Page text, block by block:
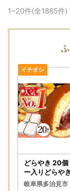
※日時指定・一部
発送停止に伴い
けまでに時間を
ご迷惑をおかけ
上げます。
【返礼品の発送
・返礼品のお届
は、お届けから
市ふるさと納税
ご注意①）長期
る場合は、必
ます。
ご注意②）お届
ご注意③）お申
1~20件(全1885件)
どらやき 20個
ー入りどらやき [TAF00
1]
岐阜県多治見市